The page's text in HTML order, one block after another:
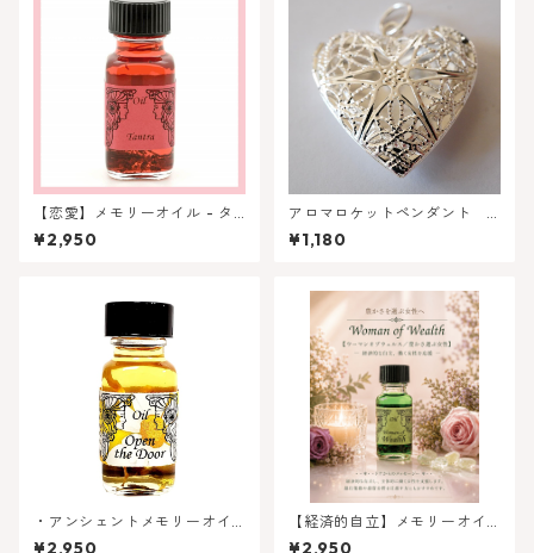
【恋愛】メモリーオイル - タ
ントラ ★ロングセラー人気商
品
¥2,950
アロマロケットペンダント
ハート型 シルバーカラー
¥1,180
・アンシェントメモリーオイ
ル - オープン・ザ・ドア（新
¥2,950
【経済的自立】メモリーオイ
ル - ウーマン オブ ウェルス
¥2,950